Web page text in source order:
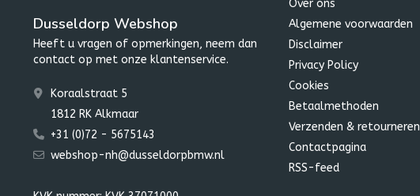
Dusseldorp Webshop
Heeft u vragen of opmerkingen, neem dan
contact op met onze klantenservice.
Koraalstraat 5
1812 RK Alkmaar
+31 (0)72 - 5675143
webshop-nh@dusseldorpbmw.nl
Over ons
Algemene voorwaarden
Disclaimer
Privacy Policy
Cookies
Betaalmethoden
Verzenden & retourneren
Contactpagina
RSS-feed